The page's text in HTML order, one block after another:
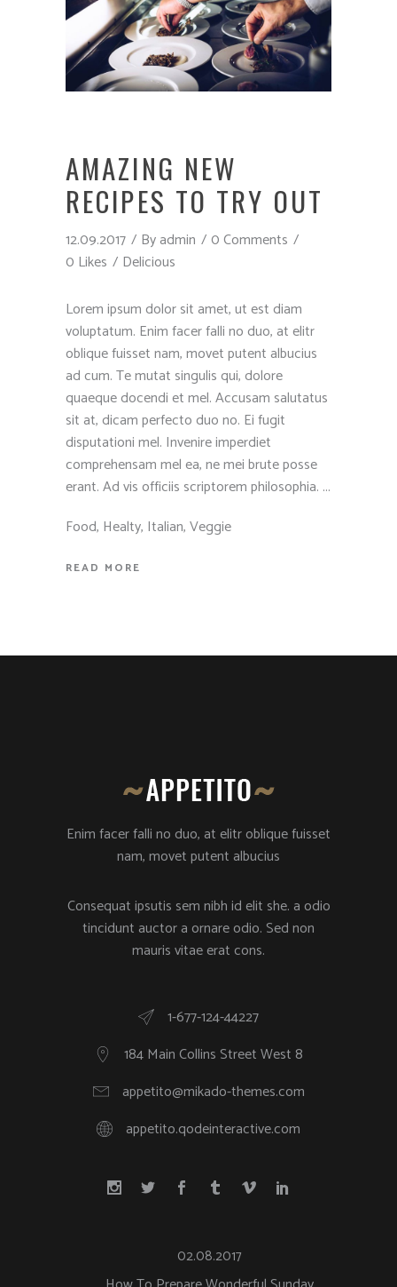
AMAZING NEW
RECIPES TO TRY OUT
12.09.2017 Byadmin
0 Comments
0 Likes
Delicious
Lorem ipsum dolor sit amet, ut est diam
voluptatum. Enim facer falli no duo, at elitr
oblique fuisset nam, movet putent albucius
ad cum. Te mutat singulis qui, dolore
quaeque docendi et mel. Accusam salutatus
sit at, dicam perfecto duo no. Ei fugit
disputationi mel. Invenire imperdiet
comprehensam mel ea, ne mei brute posse
erant. Ad vis officiis scriptorem philosophia.
Food, Healty, Italian,Veggie
READ MORE
Enim facer falli no duo, at elitr oblique fuisset
nam, movet putent albucius
Consequat ipsutis sem nibh id elit she. a odio
tincidunt auctor a ornare odio. Sed non
mauris vitae erat cons.
1-677-124-44227
184 Main Collins Street West 8
appetito@mikado-themes.com
appetito.qodeinteractive.com
02.08.2017